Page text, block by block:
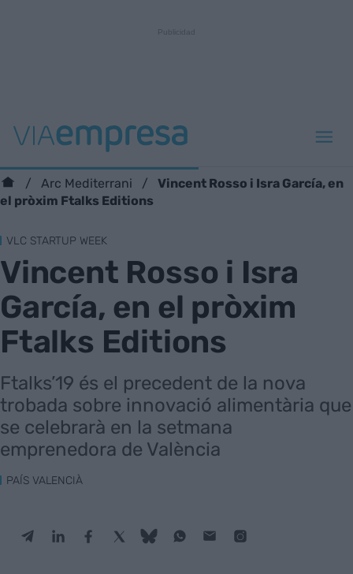
Arc Mediterrani
Vincent Rosso i Isra García, en
el pròxim Ftalks Editions
VLC STARTUP WEEK
Vincent Rosso i Isra
García, en el pròxim
Ftalks Editions
Ftalks’19 és el precedent de la nova
trobada sobre innovació alimentària que
se celebrarà en la setmana
emprenedora de València
PAÍS VALENCIÀ